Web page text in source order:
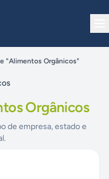
"Alimentos Orgânicos"
Orgânicos
de empresa, estado e